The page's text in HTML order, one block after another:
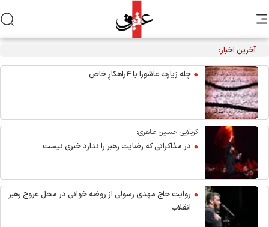
آخرین اخبار: مراسم عزاداری اربعین هیأت‌های دانشجویی در جوار محل شهادت
رهبر انقلاب
چله زیارت عاشورا با ۴راهکارِ خاص
کربلایی حسین طاهری:
در مذاکراتی که رضایت رهبر را ندارد خبری نیست
روایت حاج مهدی رسولی از روضه خوانی در محل عروج رهبر
انقلاب